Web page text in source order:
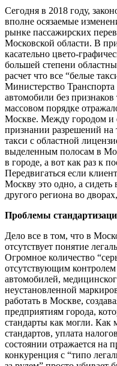
Сегодня в 2018 году,
вполне осязаемые
рынке пассажирских
Московской области. В
касательно цвето-
большей степени
расчет что все “белые
Министерство
автомобили без
массовом порядке
Москве. Между городом и
признании разрешений на
такси с областной
выделенным полосам в
в городе, а вот как раз к
Передвигаться если
Москву это одно, а сидеть
другого региона во
Проблемы
Дело все в том, что в
отсутствует понятие
Огромное количество
отсутствующим контролем
автомобилей,
неустановленной
работать в Москве,
предприятиям города,
стандарты как могли.
стандартов, уплата
состоянии отражается на
конкуренция с “типо